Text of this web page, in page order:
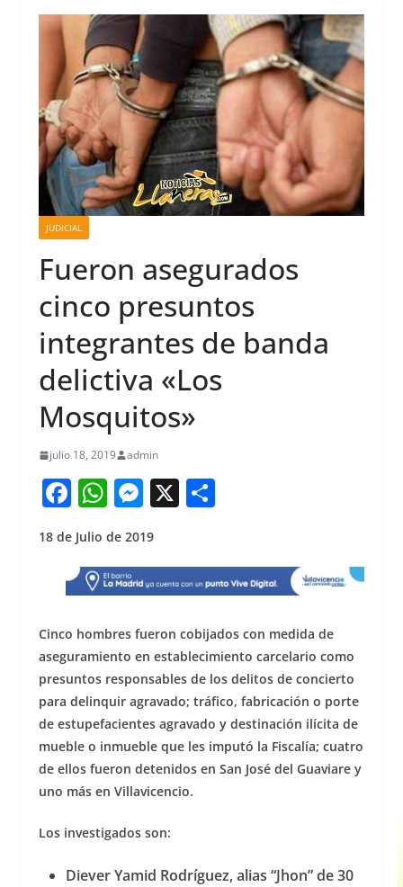
JUDICIAL
Fueron asegurados
cinco presuntos
integrantes de banda
delictiva «Los
Mosquitos»
julio 18, 2019 admin
F
c
e
b
o
o
k
W
h
at
s
A
p
p
M
ss
e
n
g
er
X S
e
18 de Julio de 2019
Cinco hombres fueron cobijados con medida de
aseguramiento en establecimiento carcelario como
presuntos responsables de los delitos de concierto
para delinquir agravado; tráfico, fabricación o porte
de estupefacientes agravado y destinación ilícita de
mueble o inmueble que les imputó la Fiscalía; cuatro
de ellos fueron detenidos en San José del Guaviare y
uno más en Villavicencio.
Los investigados son:
Diever Yamid Rodríguez, alias “Jhon” de 30